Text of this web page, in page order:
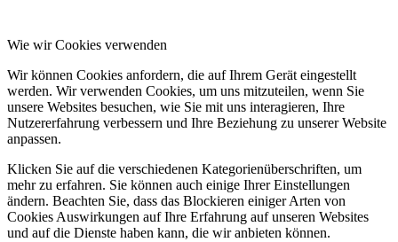
Wie wir Cookies verwenden
Wir können Cookies anfordern, die auf Ihrem Gerät eingestellt
werden. Wir verwenden Cookies, um uns mitzuteilen, wenn Sie
unsere Websites besuchen, wie Sie mit uns interagieren, Ihre
Nutzererfahrung verbessern und Ihre Beziehung zu unserer Website
anpassen.
Klicken Sie auf die verschiedenen Kategorienüberschriften, um
mehr zu erfahren. Sie können auch einige Ihrer Einstellungen
ändern. Beachten Sie, dass das Blockieren einiger Arten von
Cookies Auswirkungen auf Ihre Erfahrung auf unseren Websites
und auf die Dienste haben kann, die wir anbieten können.